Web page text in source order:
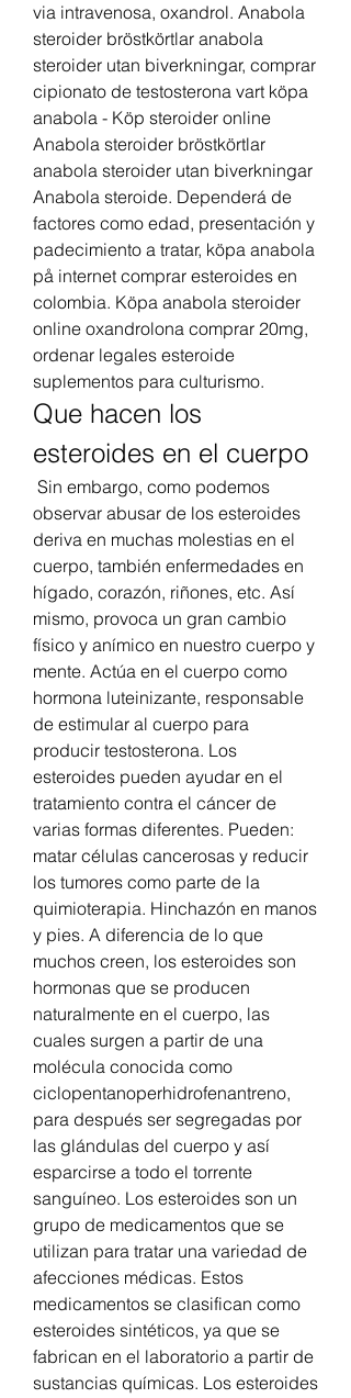
via intravenosa, oxandrol. Anabola
steroider bröstkörtlar anabola
steroider utan biverkningar, comprar
cipionato de testosterona vart köpa
anabola - Köp steroider online
Anabola steroider bröstkörtlar
anabola steroider utan biverkningar
Anabola steroide. Dependerá de
factores como edad, presentación y
padecimiento a tratar, köpa anabola
på internet comprar esteroides en
colombia. Köpa anabola steroider
online oxandrolona comprar 20mg,
ordenar legales esteroide
suplementos para culturismo.
Que hacen los
esteroides en el cuerpo
observar abusar de los esteroides
deriva en muchas molestias en el
cuerpo, también enfermedades en
hígado, corazón, riñones, etc. Así
mismo, provoca un gran cambio
físico y anímico en nuestro cuerpo y
mente. Actúa en el cuerpo como
hormona luteinizante, responsable
de estimular al cuerpo para
producir testosterona. Los
esteroides pueden ayudar en el
tratamiento contra el cáncer de
varias formas diferentes. Pueden:
matar células cancerosas y reducir
los tumores como parte de la
quimioterapia. Hinchazón en manos
y pies. A diferencia de lo que
muchos creen, los esteroides son
hormonas que se producen
naturalmente en el cuerpo, las
cuales surgen a partir de una
molécula conocida como
ciclopentanoperhidrofenantreno,
para después ser segregadas por
las glándulas del cuerpo y así
esparcirse a todo el torrente
sanguíneo. Los esteroides son un
grupo de medicamentos que se
utilizan para tratar una variedad de
afecciones médicas. Estos
medicamentos se clasifican como
esteroides sintéticos, ya que se
fabrican en el laboratorio a partir de
sustancias químicas. Los esteroides